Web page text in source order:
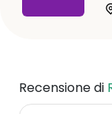
Recensione di